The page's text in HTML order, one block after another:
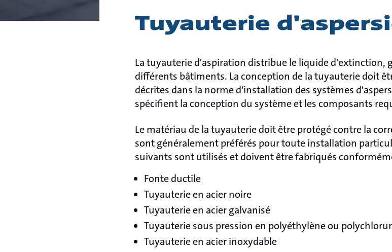
Tuyauterie
La tuyauterie d'aspiration distribue le liquide d'extinction,
différents bâtiments. La conception de la tuyauterie doit
décrites dans la norme d'installation des systèmes
spécifient la conception du système et les composants
Le matériau de la tuyauterie doit être protégé contre la
sont généralement préférés pour toute installation
suivants sont utilisés et doivent être fabriqués
Fonte ductile
Tuyauterie en acier noire
Tuyauterie en acier galvanisé
Tuyauterie sous pression en polyéthylène ou
Tuyauterie en acier inoxydable